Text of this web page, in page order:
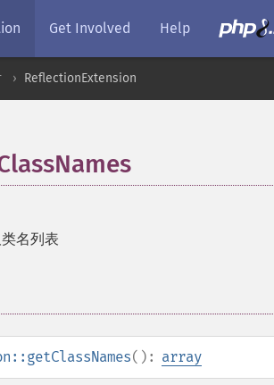
Get Involved Help
ReflectionExtension
名列表
(): array